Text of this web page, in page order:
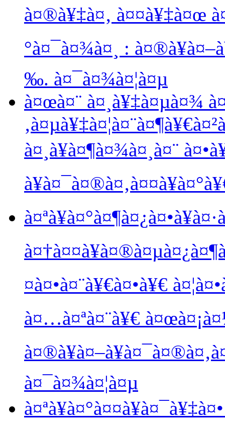
à¤®à¥‡à¤‚ à¤¤à¥‡à¤œ
°à¤¯à¤¾à¤¸ :
‰. à¤¯à¤¾à¤¦à¤µ
à¤œà¤¨ à¤¸à¥‡à¤µà¤¾
à¤¸à¥à¤¶à¤¾à¤¸à¤¨
¤à¤•à¤¨à¥€à¤•à¥€
à¤…à¤ªà¤¨à¥€
à¤¯à¤¾à¤¦à¤µ